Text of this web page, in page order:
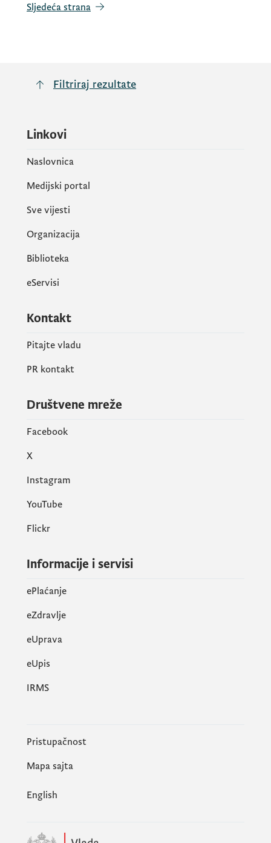
Sljedeća strana
Filtriraj rezultate
Linkovi
Naslovnica
Medijski portal
Sve vijesti
Organizacija
Biblioteka
eServisi
Kontakt
Pitajte vladu
PR kontakt
Društvene mreže
Facebook
X
Instagram
YouTube
Flickr
Informacije i servisi
ePlaćanje
eZdravlje
eUprava
еUpis
IRMS
Pristupačnost
Mapa sajta
English